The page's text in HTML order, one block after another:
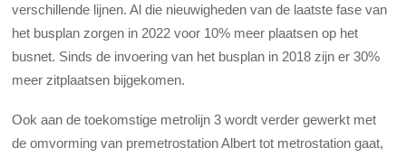
verschillende lijnen. Al die nieuwigheden van de laatste fase van
het busplan zorgen in 2022 voor 10% meer plaatsen op het
busnet. Sinds de invoering van het busplan in 2018 zijn er 30%
meer zitplaatsen bijgekomen.
Ook aan de toekomstige metrolijn 3 wordt verder gewerkt met
de omvorming van premetrostation Albert tot metrostation gaat,